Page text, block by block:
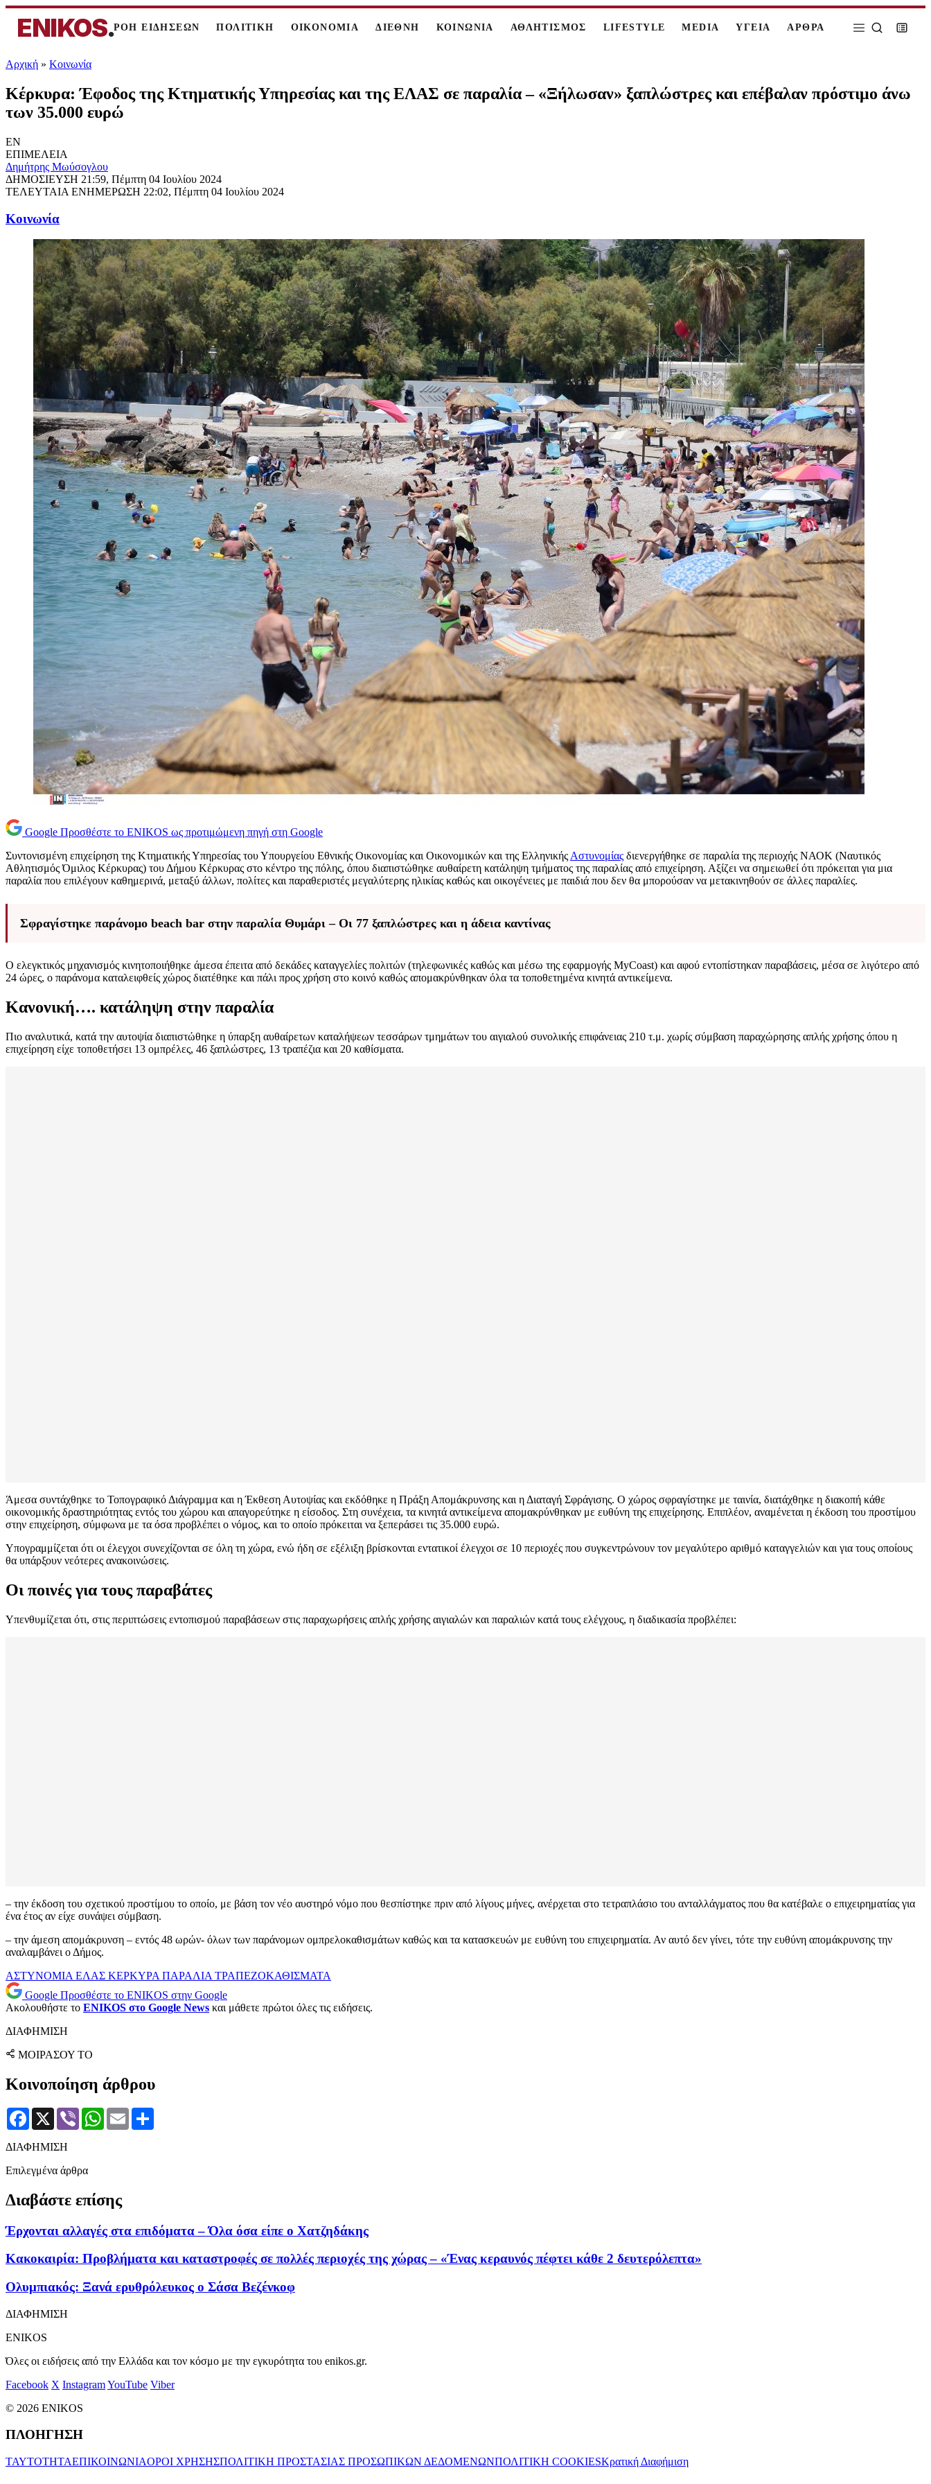
ENIKOS.ΡΟΗ ΕΙΔΗΣΕΩΝ ΠΟΛΙΤΙΚΗ ΟΙΚΟΝΟΜΙΑ ΔΙΕΘΝΗ ΚΟΙΝΩΝΙΑ ΑΘΛΗΤΙΣΜΟΣ LIFESTYLE MEDIA ΥΓΕΙΑ ΑΡΘΡΑ
Αρχική » Κοινωνία
Κέρκυρα: Έφοδος της Κτηματικής Υπηρεσίας και της ΕΛΑΣ σε παραλία – «Ξήλωσαν» ξαπλώστρες και επέβαλαν πρόστιμο άνω
των 35.000 ευρώ
EN
ΕΠΙΜΕΛΕΙΑ
Δημήτρης Μωύσογλου
ΔΗΜΟΣΙΕΥΣΗ 21:59, Πέμπτη 04 Ιουλίου 2024
ΤΕΛΕΥΤΑΙΑ ΕΝΗΜΕΡΩΣΗ 22:02, Πέμπτη 04 Ιουλίου 2024
Κοινωνία
Google Προσθέστε το ENIKOS ως προτιμώμενη πηγή στη Google
Συντονισμένη επιχείρηση της Κτηματικής Υπηρεσίας του Υπουργείου Εθνικής Οικονομίας και Οικονομικών και της Ελληνικής Αστυνομίας διενεργήθηκε σε παραλία της περιοχής ΝΑΟΚ (Ναυτικός
Αθλητισμός Όμιλος Κέρκυρας) του Δήμου Κέρκυρας στο κέντρο της πόλης, όπου διαπιστώθηκε αυθαίρετη κατάληψη τμήματος της παραλίας από επιχείρηση. Αξίζει να σημειωθεί ότι πρόκειται για μια
παραλία που επιλέγουν καθημερινά, μεταξύ άλλων, πολίτες και παραθεριστές μεγαλύτερης ηλικίας καθώς και οικογένειες με παιδιά που δεν θα μπορούσαν να μετακινηθούν σε άλλες παραλίες.
Σφραγίστηκε παράνομο beach bar στην παραλία Θυμάρι – Οι 77 ξαπλώστρες και η άδεια καντίνας
Ο ελεγκτικός μηχανισμός κινητοποιήθηκε άμεσα έπειτα από δεκάδες καταγγελίες πολιτών (τηλεφωνικές καθώς και μέσω της εφαρμογής MyCoast) και αφού εντοπίστηκαν παραβάσεις, μέσα σε λιγότερο από
24 ώρες, ο παράνομα καταλειφθείς χώρος διατέθηκε και πάλι προς χρήση στο κοινό καθώς απομακρύνθηκαν όλα τα τοποθετημένα κινητά αντικείμενα.
Κανονική…. κατάληψη στην παραλία
Πιο αναλυτικά, κατά την αυτοψία διαπιστώθηκε η ύπαρξη αυθαίρετων καταλήψεων τεσσάρων τμημάτων του αιγιαλού συνολικής επιφάνειας 210 τ.μ. χωρίς σύμβαση παραχώρησης απλής χρήσης όπου η
επιχείρηση είχε τοποθετήσει 13 ομπρέλες, 46 ξαπλώστρες, 13 τραπέζια και 20 καθίσματα.
Άμεσα συντάχθηκε το Τοπογραφικό Διάγραμμα και η Έκθεση Αυτοψίας και εκδόθηκε η Πράξη Απομάκρυνσης και η Διαταγή Σφράγισης. Ο χώρος σφραγίστηκε με ταινία, διατάχθηκε η διακοπή κάθε
οικονομικής δραστηριότητας εντός του χώρου και απαγορεύτηκε η είσοδος. Στη συνέχεια, τα κινητά αντικείμενα απομακρύνθηκαν με ευθύνη της επιχείρησης. Επιπλέον, αναμένεται η έκδοση του προστίμου
στην επιχείρηση, σύμφωνα με τα όσα προβλέπει ο νόμος, και το οποίο πρόκειται να ξεπεράσει τις 35.000 ευρώ.
Υπογραμμίζεται ότι οι έλεγχοι συνεχίζονται σε όλη τη χώρα, ενώ ήδη σε εξέλιξη βρίσκονται εντατικοί έλεγχοι σε 10 περιοχές που συγκεντρώνουν τον μεγαλύτερο αριθμό καταγγελιών και για τους οποίους
θα υπάρξουν νεότερες ανακοινώσεις.
Οι ποινές για τους παραβάτες
Υπενθυμίζεται ότι, στις περιπτώσεις εντοπισμού παραβάσεων στις παραχωρήσεις απλής χρήσης αιγιαλών και παραλιών κατά τους ελέγχους, η διαδικασία προβλέπει:
– την έκδοση του σχετικού προστίμου το οποίο, με βάση τον νέο αυστηρό νόμο που θεσπίστηκε πριν από λίγους μήνες, ανέρχεται στο τετραπλάσιο του ανταλλάγματος που θα κατέβαλε ο επιχειρηματίας για
ένα έτος αν είχε συνάψει σύμβαση.
– την άμεση απομάκρυνση – εντός 48 ωρών- όλων των παράνομων ομπρελοκαθισμάτων καθώς και τα κατασκευών με ευθύνη του επιχειρηματία. Αν αυτό δεν γίνει, τότε την ευθύνη απομάκρυνσης την
αναλαμβάνει ο Δήμος.
ΑΣΤΥΝΟΜΙΑ ΕΛΑΣ ΚΕΡΚΥΡΑ ΠΑΡΑΛΙΑ ΤΡΑΠΕΖΟΚΑΘΙΣΜΑΤΑ
Google Προσθέστε το ENIKOS στην Google
Ακολουθήστε το ENIKOS στο Google News και μάθετε πρώτοι όλες τις ειδήσεις.
ΔΙΑΦΗΜΙΣΗ
ΜΟΙΡΑΣΟΥ ΤΟ
Κοινοποίηση άρθρου
Facebook
X Viber WhatsApp
Email
ΔΙΑΦΗΜΙΣΗ
Επιλεγμένα άρθρα
Διαβάστε επίσης
Έρχονται αλλαγές στα επιδόματα – Όλα όσα είπε ο Χατζηδάκης
Κακοκαιρία: Προβλήματα και καταστροφές σε πολλές περιοχές της χώρας – «Ένας κεραυνός πέφτει κάθε 2 δευτερόλεπτα»
Ολυμπιακός: Ξανά ερυθρόλευκος ο Σάσα Βεζένκοφ
ΔΙΑΦΗΜΙΣΗ
ENIKOS
Όλες οι ειδήσεις από την Ελλάδα και τον κόσμο με την εγκυρότητα του enikos.gr.
Facebook X InstagramYouTube Viber
© 2026 ENIKOS
ΠΛΟΗΓΗΣΗ
ΤΑΥΤΟΤΗΤΑΕΠΙΚΟΙΝΩΝΙΑΟΡΟΙ ΧΡΗΣΗΣΠΟΛΙΤΙΚΗ ΠΡΟΣΤΑΣΙΑΣ ΠΡΟΣΩΠΙΚΩΝ ΔΕΔΟΜΕΝΩΝΠΟΛΙΤΙΚΗ COOKIESΚρατική Διαφήμιση